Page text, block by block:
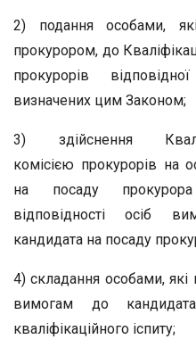
2) подання особами,
прокурором, до
прокурорів
визначених цим Законом;
3) здійснення
комісією прокурорів на
на посаду
відповідності осіб
кандидата на посаду
4) складання особами,
вимогам до
кваліфікаційного іспиту;